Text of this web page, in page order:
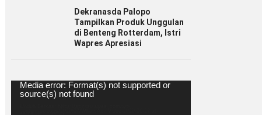
Dekranasda Palopo
Tampilkan Produk Unggulan
di Benteng Rotterdam, Istri
Wapres Apresiasi
Pemutar
Video
Media error: Format(s) not supported or
source(s) not found